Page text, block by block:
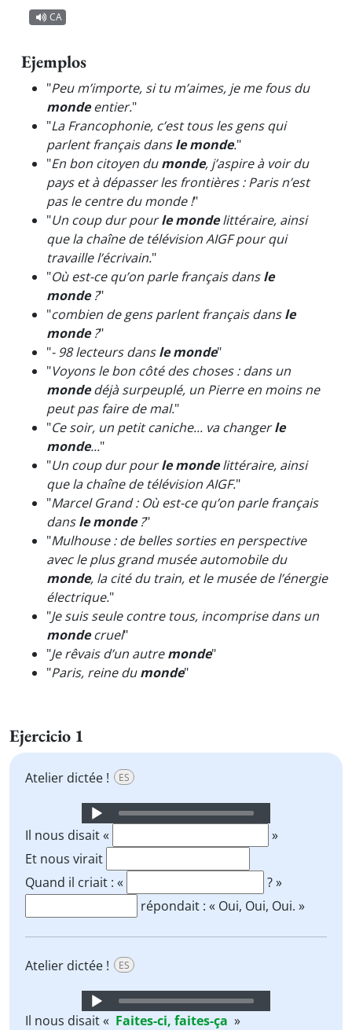
CA
Ejemplos
"Peu m’importe, si tu m’aimes, je me fous du
mondeentier."
"La Francophonie, c’est tous les gens qui
parlent français dansle monde."
"En bon citoyen dumonde, j’aspire à voir du
pays et à dépasser les frontières : Paris n’est
pas le centre du monde !"
"Un coup dur pourle mondelittéraire, ainsi
que la chaîne de télévision AIGF pour qui
travaille l’écrivain."
"Où est-ce qu’on parle français dansle
monde?"
"combien de gens parlent français dansle
monde?"
"- 98 lecteurs dansle monde"
"Voyons le bon côté des choses : dans un
mondedéjà surpeuplé, un Pierre en moins ne
peut pas faire de mal."
"Ce soir, un petit caniche... va changerle
monde..."
"Un coup dur pourle mondelittéraire, ainsi
que la chaîne de télévision AIGF."
"Marcel Grand : Où est-ce qu’on parle français
dansle monde?"
"Mulhouse : de belles sorties en perspective
avec le plus grand musée automobile du
monde, la cité du train, et le musée de l’énergie
électrique."
"Je suis seule contre tous, incomprise dans un
mondecruel"
"Je rêvais d’un autremonde"
"Paris, reine dumonde"
Ejercicio 1
Atelier dictée ! ES
Audio
Player
Il nous disait «
»
Et nous virait
Quand il criait : «
? »
répondait : « Oui, Oui, Oui. »
Atelier dictée ! ES
Audio
Player
Il nous disait « Faites-ci, faites-ça »